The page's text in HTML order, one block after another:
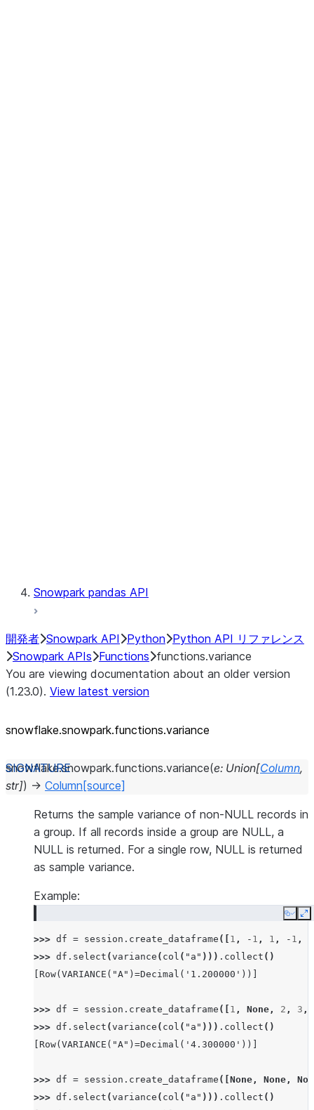
Snowpark pandas API
開発者 Snowpark API Python Python API リファレンス
Snowpark APIs Functions functions.variance
You are viewing documentation about an older version
(1.23.0). View latest version
snowflake.snowpark.functions.variance
snowflake.snowpark.functions.variance(e: Union[Column,
str]) → Column [source]
Returns the sample variance of non-NULL records in
a group. If all records inside a group are NULL, a
NULL is returned. For a single row, NULL is returned
as sample variance.
Example:
Copy
>>> df = session . create_dataframe ([ 1 , - 1 , 1 , - 1 ,
>>> df . select (variance ( col ( "a" ))) . collect ()
[Row(VARIANCE("A")=Decimal('1.200000'))]
>>> df = session . create_dataframe ([ 1 , None , 2 , 3 ,
>>> df . select (variance ( col ( "a" ))) . collect ()
[Row(VARIANCE("A")=Decimal('4.300000'))]
>>> df = session . create_dataframe ([ None , None ,
>>> df . select (variance ( col ( "a" ))) . collect ()